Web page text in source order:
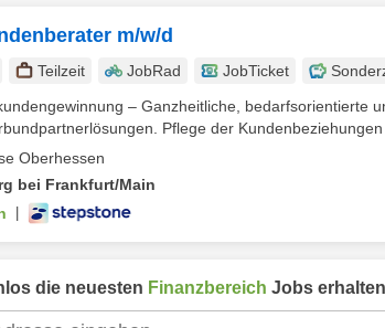
m/w/d
Teilzeit JobRad JobTicket
– Ganzheitliche, bedarfsorientierte
Pflege der Kundenbeziehungen
Oberhessen
bei Frankfurt/Main
die neuesten Finanzbereich Jobs